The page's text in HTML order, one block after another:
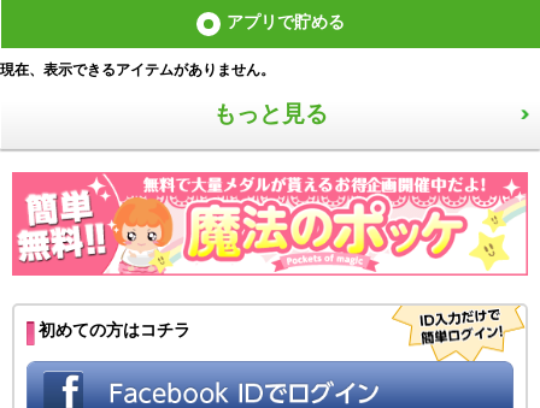
アプリで貯める
現在、表示できるアイテムがありません。
もっと見る
初めての方はコチラ